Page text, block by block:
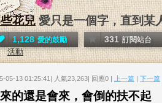
花兒 愛只是一個字，直到
1,128 愛的鼓勵 331 訂閱站台
活動
05-13 01:25:41| 人氣23,263| 回應0 | 上一篇 | 下一篇
的還是會來，會倒的扶不起